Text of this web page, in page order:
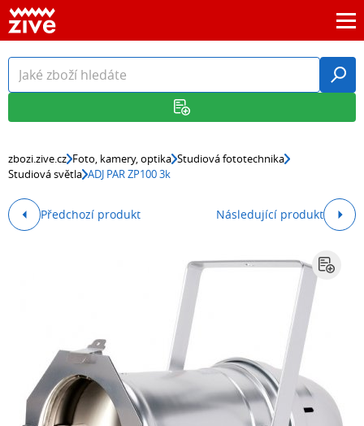
zbozi.zive.cz Foto, kamery, optika Studiová fototechnika
Studiová světla ADJ PAR ZP100 3k
Předchozí produkt Následující produkt